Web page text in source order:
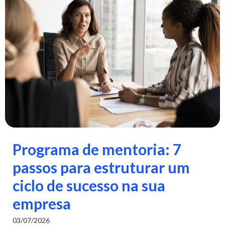
Programa de mentoria: 7
passos para estruturar um
ciclo de sucesso na sua
empresa
03/07/2026